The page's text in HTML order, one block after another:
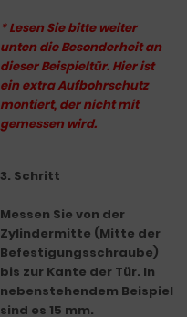
* Lesen Sie bitte weiter
unten die Besonderheit an
dieser Beispieltür. Hier ist
ein extra Aufbohrschutz
montiert, der nicht mit
gemessen wird.
3. Schritt
Messen Sie von der
Zylindermitte (Mitte der
Befestigungsschraube)
bis zur Kante der Tür. In
nebenstehendem Beispiel
sind es 15 mm.